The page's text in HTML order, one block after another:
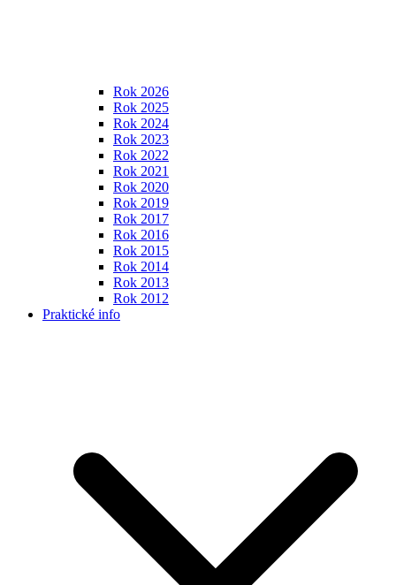
Rok 2026
Rok 2025
Rok 2024
Rok 2023
Rok 2022
Rok 2021
Rok 2020
Rok 2019
Rok 2017
Rok 2016
Rok 2015
Rok 2014
Rok 2013
Rok 2012
Praktické info